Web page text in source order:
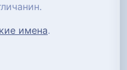
имена.